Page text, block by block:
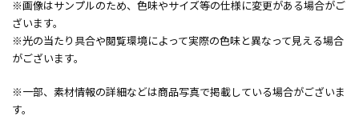
※画像はサンプルのため、色味やサイズ等の仕様に変更がある場合がご
ざいます。
※光の当たり具合や閲覧環境によって実際の色味と異なって見える場合
がございます。
※一部、素材情報の詳細などは商品写真で掲載している場合がございま
す。